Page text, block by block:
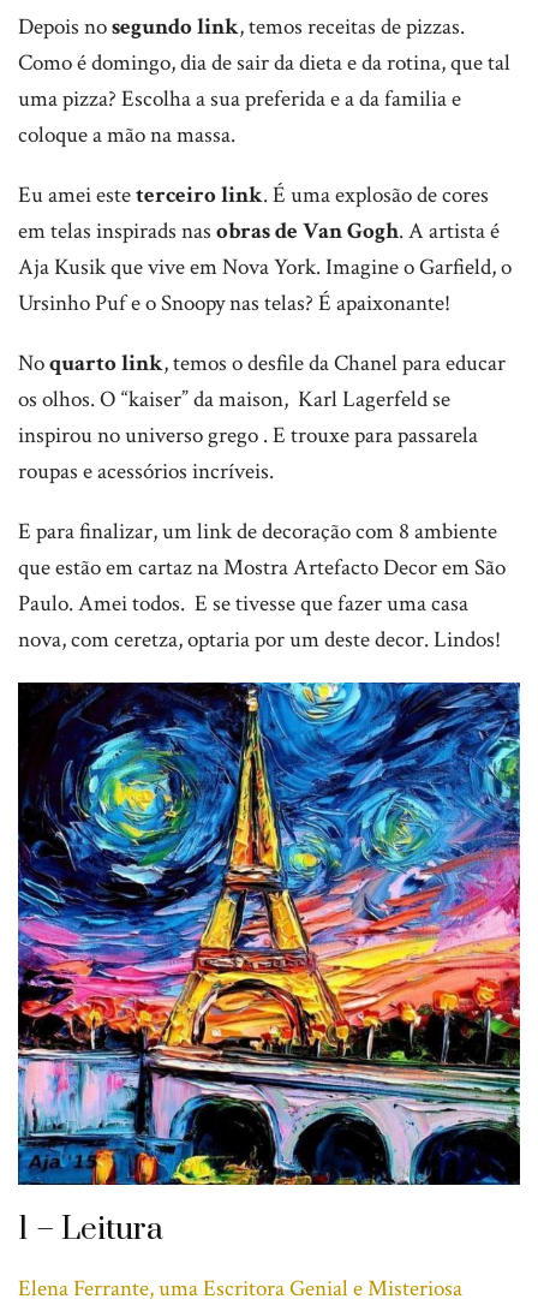
Depois nosegundo link, temos receitas de pizzas.
Como é domingo, dia de sair da dieta e da rotina, que tal
uma pizza? Escolha a sua preferida e a da familia e
coloque a mão na massa.
Eu amei esteterceiro link. É uma explosão de cores
em telas inspirads nas obras de Van Gogh. A artista é
Aja Kusik que vive em Nova York. Imagine o Garfield, o
Ursinho Puf e o Snoopy nas telas? É apaixonante!
Noquarto link, temos o desfile da Chanel para educar
os olhos. O “kaiser” da maison, Karl Lagerfeld se
inspirou no universo grego . E trouxe para passarela
roupas e acessórios incríveis.
E para finalizar, um link de decoração com 8 ambiente
que estão em cartaz na Mostra Artefacto Decor em São
Paulo. Amei todos. E se tivesse que fazer uma casa
nova, com ceretza, optaria por um deste decor. Lindos!
1 – Leitura
Elena Ferrante, uma Escritora Genial e Misteriosa